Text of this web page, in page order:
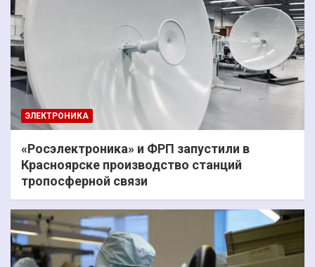
ЭЛЕКТРОНИКА
«Росэлектроника» и ФРП запустили в
Красноярске производство станций
тропосферной связи